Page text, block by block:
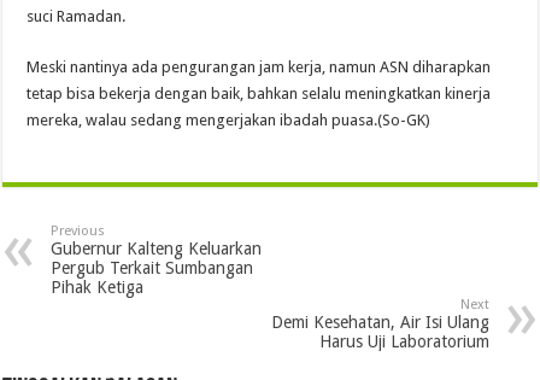
suci Ramadan.
Meski nantinya ada pengurangan jam kerja, namun ASN diharapkan
tetap bisa bekerja dengan baik, bahkan selalu meningkatkan kinerja
mereka, walau sedang mengerjakan ibadah puasa.(So-GK)
Previous
Gubernur Kalteng Keluarkan
Pergub Terkait Sumbangan
Pihak Ketiga
Next
Demi Kesehatan, Air Isi Ulang
Harus Uji Laboratorium